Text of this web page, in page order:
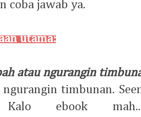
coba jawab ya.
utama:
atau ngurangin
ngurangin timbunan.
ebook